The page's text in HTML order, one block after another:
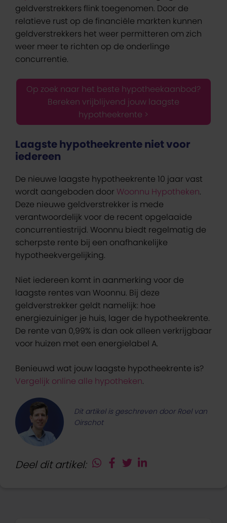
geldverstrekkers flink toegenomen. Door de
relatieve rust op de financiële markten kunnen
geldverstrekkers het weer permitteren om zich
weer meer te richten op de onderlinge
concurrentie.
Op zoek naar het beste hypotheekaanbod?
Bereken vrijblijvend jouw laagste
hypotheekrente >
Laagste hypotheekrente niet voor
iedereen
De nieuwe laagste hypotheekrente 10 jaar vast
wordt aangeboden door Woonnu Hypotheken.
Deze nieuwe geldverstrekker is mede
verantwoordelijk voor de recent opgelaaide
concurrentiestrijd. Woonnu biedt regelmatig de
scherpste rente bij een onafhankelijke
hypotheekvergelijking.
Niet iedereen komt in aanmerking voor de
laagste rentes van Woonnu. Bij deze
geldverstrekker geldt namelijk: hoe
energiezuiniger je huis, lager de hypotheekrente.
De rente van 0,99% is dan ook alleen verkrijgbaar
voor huizen met een energielabel A.
Benieuwd wat jouw laagste hypotheekrente is?
Vergelijk online alle hypotheken.
Dit artikel is geschreven door Roel van
Oirschot
Deel dit artikel: